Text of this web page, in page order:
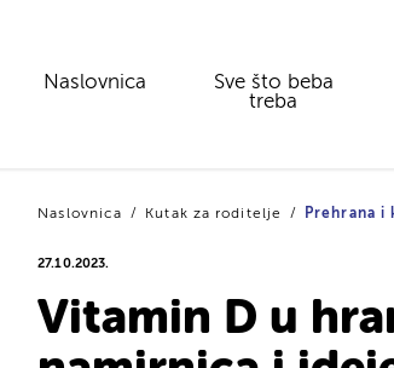
Naslovnica
Sve što beba
treba
Naslovnica Kutak za roditelje Prehrana i
27.10.2023.
Vitamin D u